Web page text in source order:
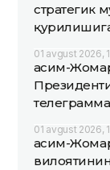
стратегик
01 avgust 2026,
Қасим-
01 avgust 2026,
Қасим-